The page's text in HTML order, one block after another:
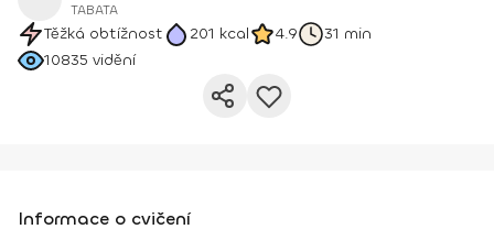
TABATA
Těžká obtížnost 201 kcal 4.9
31 min
10835 vidění
Informace o cvičení